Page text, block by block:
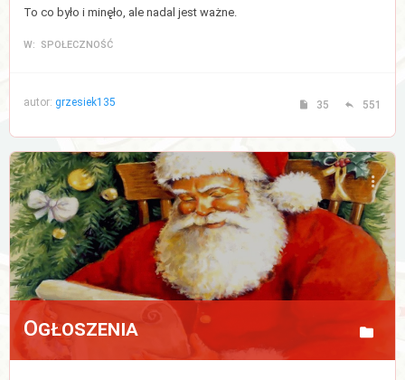
To co było i minęło, ale nadal jest ważne.
W: SPOŁECZNOŚĆ
autor: grzesiek135 35 551
Ogłoszenia